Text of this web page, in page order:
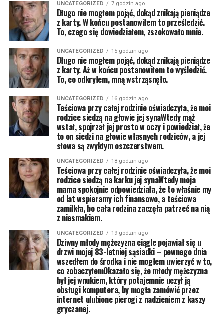
UNCATEGORIZED 7 godzin ago
Długo nie mogłem pojąć, dokąd znikają pieniądze
z karty. W końcu postanowiłem to prześledzić.
To, czego się dowiedziałem, zszokowało mnie.
UNCATEGORIZED 15 godzin ago
Długo nie mogłem pojąć, dokąd znikają pieniądze
z karty. Aż w końcu postanowiłem to wyśledzić.
To, co odkryłem, mną wstrząsnęło.
UNCATEGORIZED 16 godzin ago
Teściowa przy całej rodzinie oświadczyła, że moi
rodzice siedzą na głowie jej synaWtedy mąż
wstał, spojrzał jej prosto w oczy i powiedział, że
to on siedzi na głowie własnych rodziców, a jej
słowa są zwykłym oszczerstwem.
UNCATEGORIZED 18 godzin ago
Teściowa przy całej rodzinie oświadczyła, że moi
rodzice siedzą na karku jej synaWtedy moja
mama spokojnie odpowiedziała, że to właśnie my
od lat wspieramy ich finansowo, a teściowa
zamilkła, bo cała rodzina zaczęła patrzeć na nią
z niesmakiem.
UNCATEGORIZED 19 godzin ago
Dziwny młody mężczyzna ciągle pojawiał się u
drzwi mojej 83-letniej sąsiadki – pewnego dnia
wszedłem do środka i nie mogłem uwierzyć w to,
co zobaczyłemOkazało się, że młody mężczyzna
był jej wnukiem, który potajemnie uczył ją
obsługi komputera, by mogła zamówić przez
internet ulubione pierogi z nadzieniem z kaszy
gryczanej.